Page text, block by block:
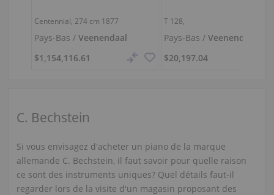
Centennial, 274 cm 1877
Pays-Bas / Veenendaal
$1,154,116.61
T 128,
Pays-Bas / Veenendaal
$20,197.04
C. Bechstein
Si vous envisagez d'acheter un piano de la marque
allemande C. Bechstein, il faut savoir pour quelle raison
ce sont des instruments uniques? Quel détails faut-il
regarder lors de la visite d'un magasin proposant des